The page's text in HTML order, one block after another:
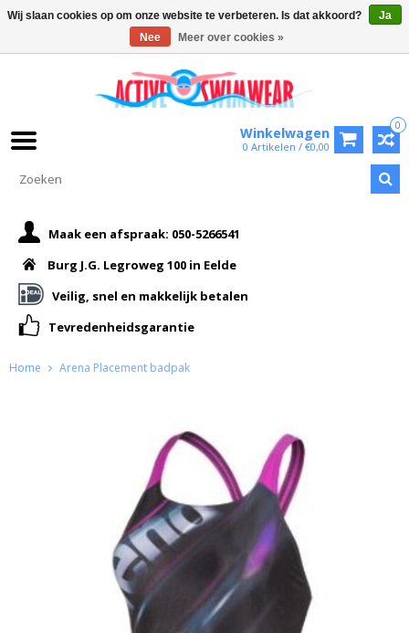
0
Winkelwagen
0 Artikelen / €0,00
Maak een afspraak: 050-5266541
Burg J.G. Legroweg 100 in Eelde
Veilig, snel en makkelijk betalen
Tevredenheidsgarantie
Home Arena Placement badpak
Wij slaan cookies op om onze website te verbeteren. Is dat akkoord?
Ja
Nee
Meer over cookies »